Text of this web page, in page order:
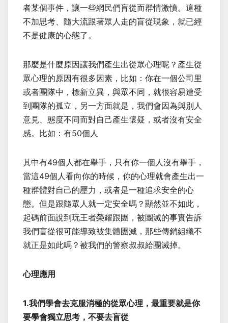
者某個事件，讓一些網民們盲從而群情激憤。這種
不加思考、隨大流跟著眾人走的盲從現象，就已經
不是健康的心態了。
那麼是什麼原因讓我們產生出從眾心理呢？產生從
眾心理的原因有很多因素，比如：你在一個公司里
或者團隊中，標新立異，與眾不同，就很容易遭受
到團隊的孤立，另一方面就是，我們會因為與別人
意見、態度不同而對自己產生懷疑，或者沒有安全
感。比如：有50個人
其中有49個人都在舉手，只有你一個人沒有舉手，
當這49個人看向你的時候，你的心理就會產生出一
種群體對自己的壓力，或者是一種追求安全的心
態。但是跟隨眾人就一定安全嗎？顯然並不如此，
起碼前面說到玩王者榮耀跟團，被團滅的事實告訴
我們盲從很可能導致被集體團滅，那些傳銷組織不
就正是如此嗎？被我們的警察叔叔給團滅掉。
心理應用
1.我們學會去克服消極的從眾心理，最重要就是你
要學會獨立思考，不要去盲從